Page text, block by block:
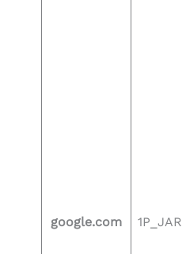
google.com 1P_JAR